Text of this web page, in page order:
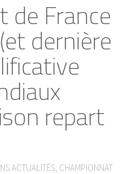
de France
dernière
repart
ACTUALITÉS, CHAMPIONNAT